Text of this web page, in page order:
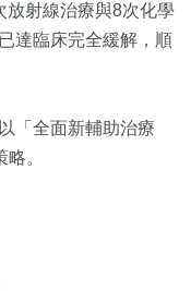
放射線治療與8次化學
達臨床完全緩解，順
「全面新輔助治療
。